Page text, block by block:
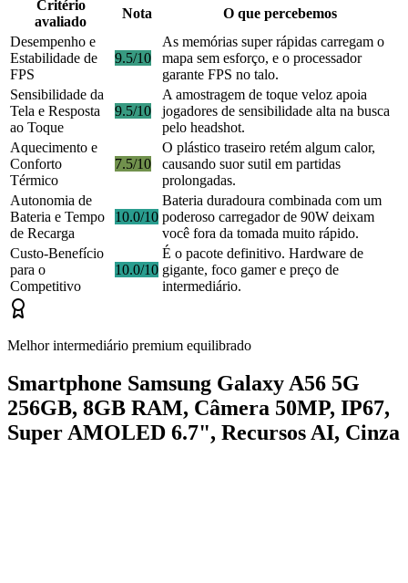
Critério
avaliado
Nota
O que percebemos
Desempenho e
Estabilidade de
FPS
9.5/10
As memórias super rápidas carregam o
mapa sem esforço, e o processador
garante FPS no talo.
Sensibilidade da
Tela e Resposta
ao Toque
9.5/10
A amostragem de toque veloz apoia
jogadores de sensibilidade alta na busca
pelo headshot.
Aquecimento e
Conforto
Térmico
7.5/10
O plástico traseiro retém algum calor,
causando suor sutil em partidas
prolongadas.
Autonomia de
Bateria e Tempo
de Recarga
10.0/10
Bateria duradoura combinada com um
poderoso carregador de 90W deixam
você fora da tomada muito rápido.
Custo-Benefício
para o
Competitivo
10.0/10
É o pacote definitivo. Hardware de
gigante, foco gamer e preço de
intermediário.
Melhor intermediário premium equilibrado
Smartphone Samsung Galaxy A56 5G
256GB, 8GB RAM, Câmera 50MP, IP67,
Super AMOLED 6.7", Recursos AI, Cinza